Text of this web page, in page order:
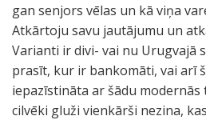
gan senjors vēlas un kā viņa
Atkārtoju savu jautājumu un
Varianti ir divi- vai nu Urugvajā
prasīt, kur ir bankomāti, vai arī
iepazīstināta ar šādu
cilvēki gluži vienkārši nezina,